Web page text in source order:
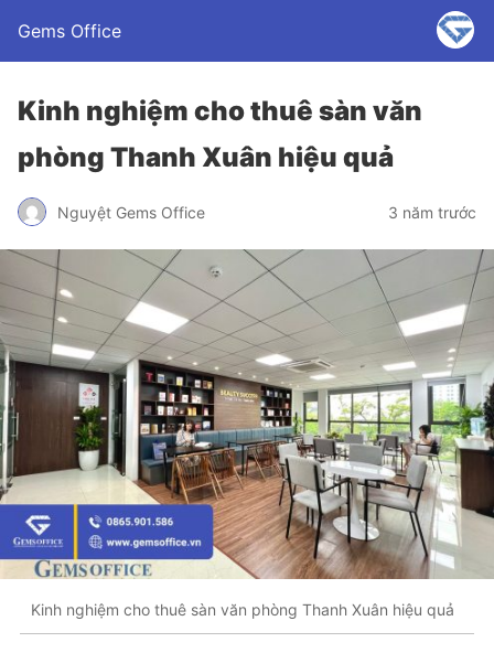
Gems Office
Kinh nghiệm cho thuê sàn văn
phòng Thanh Xuân hiệu quả
Nguyệt Gems Office 3 năm trước
Kinh nghiệm cho thuê sàn văn phòng Thanh Xuân hiệu quả